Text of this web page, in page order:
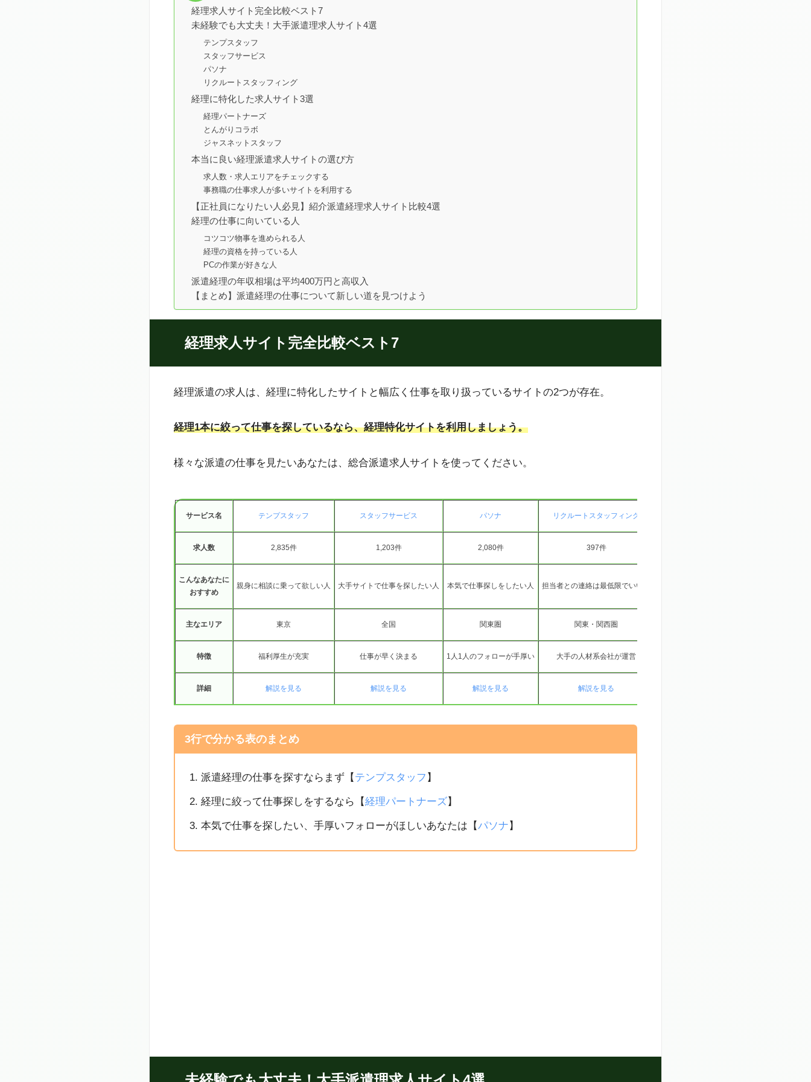
経理求人サイト完全比較ベスト7
未経験でも大丈夫！大手派遣理求人サイト4選
テンプスタッフ
スタッフサービス
パソナ
リクルートスタッフィング
経理に特化した求人サイト3選
経理パートナーズ
とんがりコラボ
ジャスネットスタッフ
本当に良い経理派遣求人サイトの選び方
求人数・求人エリアをチェックする
事務職の仕事求人が多いサイトを利用する
【正社員になりたい人必見】紹介派遣経理求人サイト比較4選
経理の仕事に向いている人
コツコツ物事を進められる人
経理の資格を持っている人
PCの作業が好きな人
派遣経理の年収相場は平均400万円と高収入
【まとめ】派遣経理の仕事について新しい道を見つけよう
経理求人サイト完全比較ベスト7
経理派遣の求人は、経理に特化したサイトと幅広く仕事を取り扱っているサイトの2つが存在。
経理1本に絞って仕事を探しているなら、経理特化サイトを利用しましょう。
様々な派遣の仕事を見たいあなたは、総合派遣求人サイトを使ってください。
サービス名 テンプスタッフ スタッフサービス パソナ リクルートスタッフィング
求人数 2,835件 1,203件 2,080件 397件
こんなあなたに
おすすめ
親身に相談に乗って欲しい人 大手サイトで仕事を探したい人 本気で仕事探しをしたい人 担当者との連絡は最低限でいい人
主なエリア 東京 全国 関東圏 関東・関西圏
特徴 福利厚生が充実 仕事が早く決まる 1人1人のフォローが手厚い 大手の人材系会社が運営
詳細 解説を見る 解説を見る 解説を見る 解説を見る
3行で分かる表のまとめ
派遣経理の仕事を探すならまず【 テンプスタッフ 】
経理に絞って仕事探しをするなら【経理パートナーズ】
本気で仕事を探したい、手厚いフォローがほしいあなたは【パソナ 】